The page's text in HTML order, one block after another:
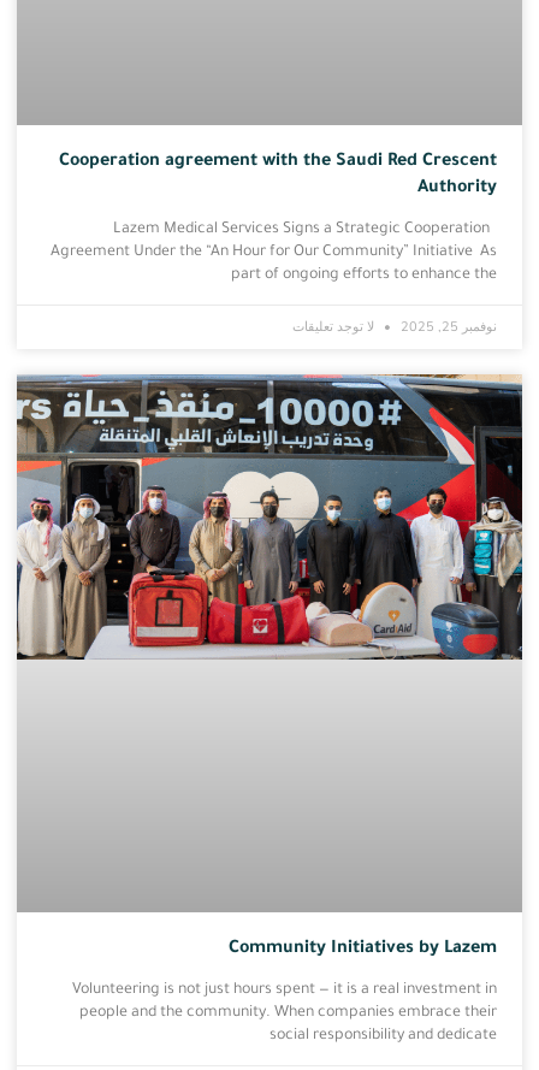
Cooperation agreement with the Saudi Red Crescent
Authority
Lazem Medical Services Signs a Strategic Cooperation
Agreement Under the “An Hour for Our Community” Initiative As
part of ongoing efforts to enhance the
نوفمبر 25, 2025 لا توجد تعليقات
Community Initiatives by Lazem
Volunteering is not just hours spent — it is a real investment in
people and the community. When companies embrace their
social responsibility and dedicate